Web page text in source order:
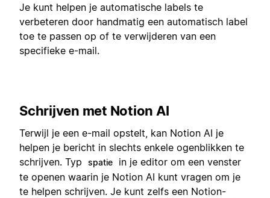
Je kunt helpen je automatische labels te
verbeteren door handmatig een automatisch label
toe te passen op of te verwijderen van een
specifieke e-mail.
Schrijven met Notion AI
Terwijl je een e-mail opstelt, kan Notion AI je
helpen je bericht in slechts enkele ogenblikken te
schrijven. Typ
spatie
in je editor om een venster
te openen waarin je Notion AI kunt vragen om je
te helpen schrijven. Je kunt zelfs een Notion-